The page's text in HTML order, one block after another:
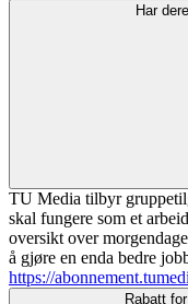
Har
TU Media tilbyr
skal fungere som et
oversikt over
å gjøre en enda bedre
https://
Rabatt